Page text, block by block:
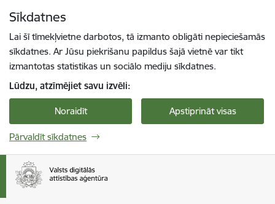
Sīkdatnes
Lai šī tīmekļvietne darbotos, tā izmanto obligāti nepieciešamās
sīkdatnes. Ar Jūsu piekrišanu papildus šajā vietnē var tikt
izmantotas statistikas un sociālo mediju sīkdatnes.
Lūdzu, atzīmējiet savu izvēli:
Noraidīt Apstiprināt visas
Pārvaldīt sīkdatnes